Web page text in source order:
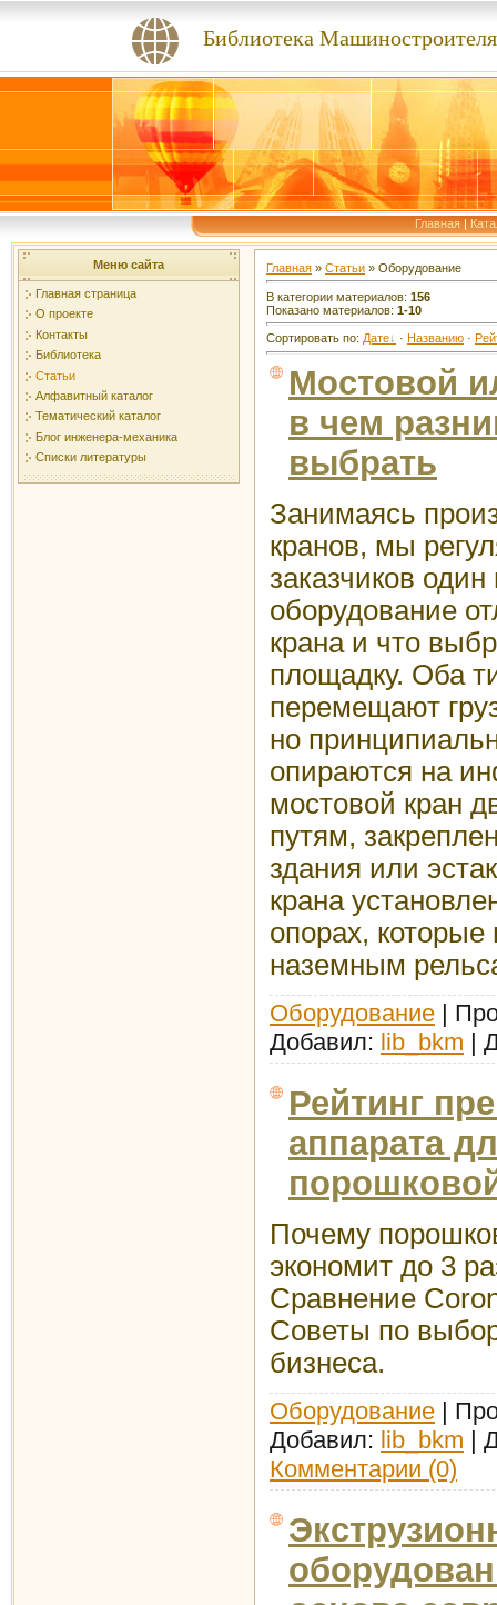
Библиотека Машиностроителя
Главная|
Меню сайта
Главная страница
О проекте
Контакты
Библиотека
Статьи
Алфавитный каталог
Тематический каталог
Блог инженера-механика
Списки литературы
Главная » Статьи » Оборудование
В категории материалов: 156
Показано материалов: 1-10
Сортировать по: Дате · Названию ·
Мостовой
в чем
выбрать
Занимаясь
кранов, мы
заказчиков
оборудование
крана и что
площадку. Оба
перемещают
но
опираются на
мостовой кран
путям,
здания или
крана
опорах, которые
наземным
Оборудование |
Добавил: lib_bkm |
Рейтинг
аппарата
Почему
экономит до 3
Сравнение
Советы по
бизнеса.
Оборудование |
Добавил: lib_bkm |
Комментарии (0)